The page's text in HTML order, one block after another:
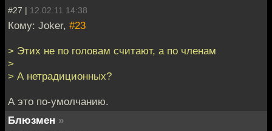
#27 | 12.02.11 14:38
Кому: Joker, #23
> Этих не по головам считают, а по членам
>
> А нетрадиционных?
А это по-умолчанию.
Блюзмен »